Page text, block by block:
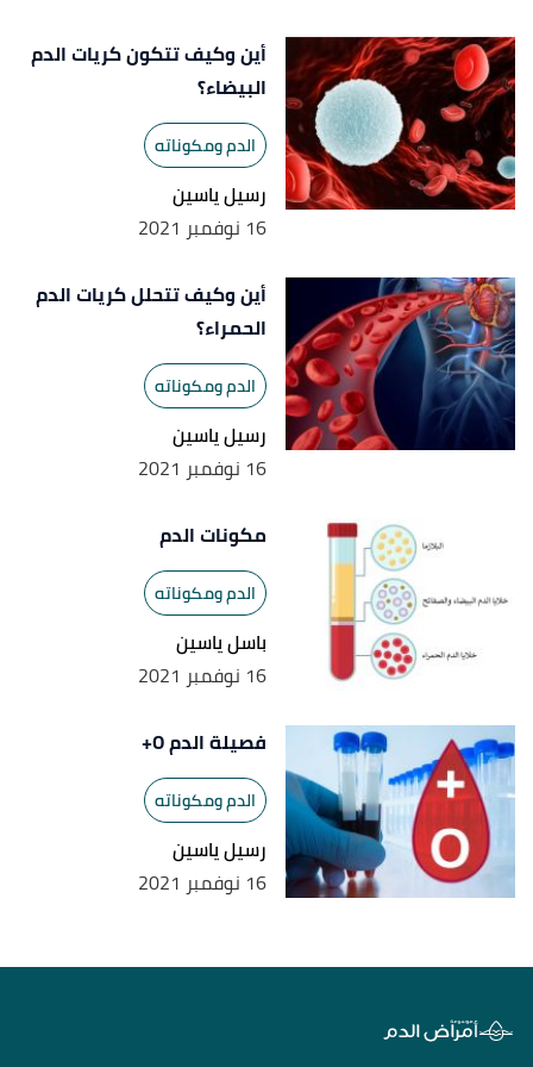
أين وكيف تتكون كريات الدم
البيضاء؟
الدم ومكوناته
رسيل ياسين
16 نوفمبر 2021
أين وكيف تتحلل كريات الدم
الحمراء؟
الدم ومكوناته
رسيل ياسين
16 نوفمبر 2021
مكونات الدم
الدم ومكوناته
باسل ياسين
16 نوفمبر 2021
فصيلة الدم O+
الدم ومكوناته
رسيل ياسين
16 نوفمبر 2021